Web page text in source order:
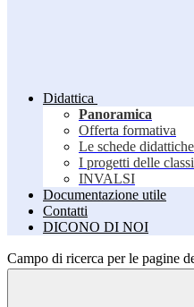
Didattica
Panoramica
Offerta formativa
Le schede didattiche
I progetti delle classi
INVALSI
Documentazione utile
Contatti
DICONO DI NOI
Campo di ricerca per le pagine